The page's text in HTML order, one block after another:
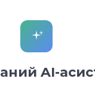
AI-